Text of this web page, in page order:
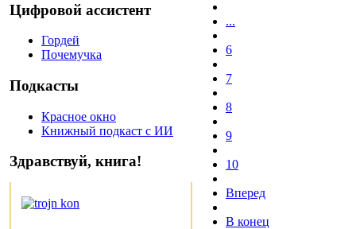
Цифровой ассистент
Гордей
Почемучка
Подкасты
Красное окно
Книжный подкаст с ИИ
Здравствуй, книга!
...
6
7
8
9
10
Вперед
В конец